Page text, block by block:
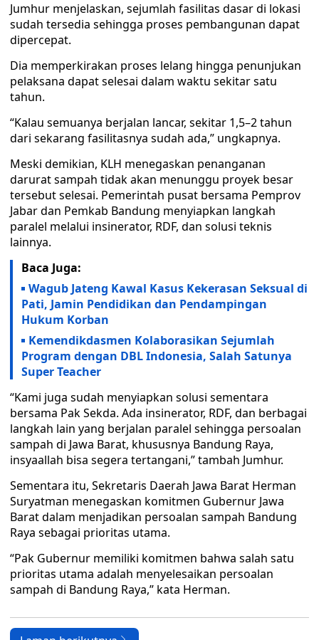
Jumhur menjelaskan, sejumlah fasilitas dasar di lokasi
sudah tersedia sehingga proses pembangunan dapat
dipercepat.
Dia memperkirakan proses lelang hingga penunjukan
pelaksana dapat selesai dalam waktu sekitar satu
tahun.
“Kalau semuanya berjalan lancar, sekitar 1,5–2 tahun
dari sekarang fasilitasnya sudah ada,” ungkapnya.
Meski demikian, KLH menegaskan penanganan
darurat sampah tidak akan menunggu proyek besar
tersebut selesai. Pemerintah pusat bersama Pemprov
Jabar dan Pemkab Bandung menyiapkan langkah
paralel melalui insinerator, RDF, dan solusi teknis
lainnya.
Baca Juga:
Wagub Jateng Kawal Kasus Kekerasan Seksual di
Pati, Jamin Pendidikan dan Pendampingan
Hukum Korban
Kemendikdasmen Kolaborasikan Sejumlah
Program dengan DBL Indonesia, Salah Satunya
Super Teacher
“Kami juga sudah menyiapkan solusi sementara
bersama Pak Sekda. Ada insinerator, RDF, dan berbagai
langkah lain yang berjalan paralel sehingga persoalan
sampah di Jawa Barat, khususnya Bandung Raya,
insyaallah bisa segera tertangani,” tambah Jumhur.
Sementara itu, Sekretaris Daerah Jawa Barat Herman
Suryatman menegaskan komitmen Gubernur Jawa
Barat dalam menjadikan persoalan sampah Bandung
Raya sebagai prioritas utama.
“Pak Gubernur memiliki komitmen bahwa salah satu
prioritas utama adalah menyelesaikan persoalan
sampah di Bandung Raya,” kata Herman.